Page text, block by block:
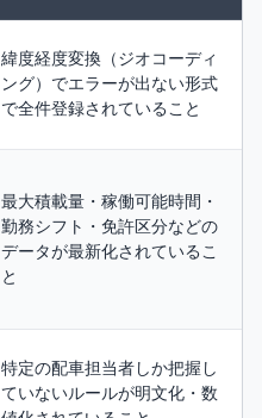
緯度経度変換（ジオコーディ
ング）でエラーが出ない形式
で全件登録されていること
最大積載量・稼働可能時間・
勤務シフト・免許区分などの
データが最新化されているこ
と
特定の配車担当者しか把握し
ていないルールが明文化・数